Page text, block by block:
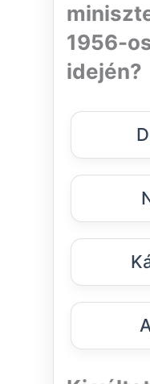
1956-
idején?